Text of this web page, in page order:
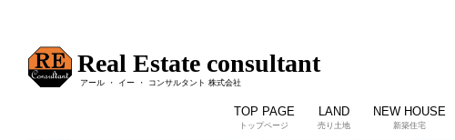
Real Estate consultant
アール ・ イー ・ コンサルタント 株式会社
TOP PAGE
トップページ
LAND
売り土地
NEW HOUSE
新築住宅